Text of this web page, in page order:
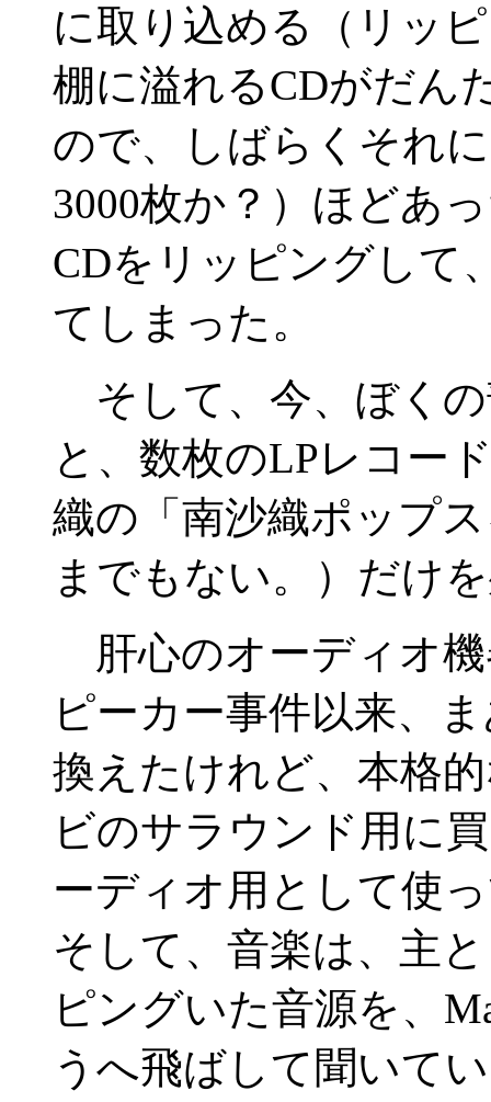
に取り込める（リッ
棚に溢れるCDがだん
ので、しばらくそれ
3000枚か？）ほどあ
CDをリッピングして
てしまった。
そして、今、ぼくの
と、数枚のLPレコー
織の「南沙織ポップ
までもない。）だけ
肝心のオーディオ
ピーカー事件以来、
換えたけれど、本格
ビのサラウンド用に
ーディオ用として使
そして、音楽は、主
ピングいた音源を、
うへ飛ばして聞いて